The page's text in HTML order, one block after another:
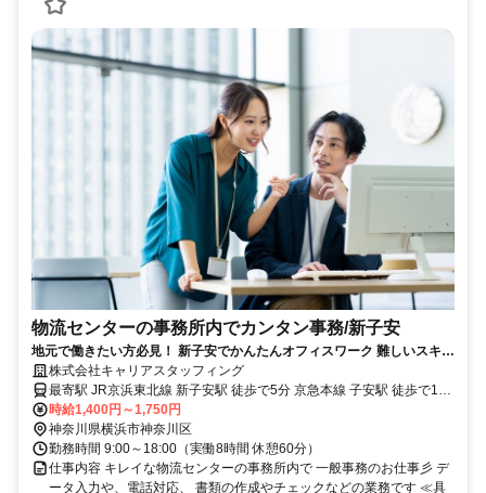
物流センターの事務所内でカンタン事務/新子安
地元で働きたい方必見！ 新子安でかんたんオフィスワーク 難しいスキル
不要♪ PC操作が出来ればOK◎
株式会社キャリアスタッフィング
最寄駅 JR京浜東北線 新子安駅 徒歩で5分 京急本線 子安駅 徒歩で15
分 JR横浜線 大口駅 徒歩で20分 最寄駅備考 【ご応募】 面接はお家で
できるＷＥＢ面接がオススメです。 お気軽にお電話ください
時給1,400円～1,750円
神奈川県横浜市神奈川区
勤務時間 9:00～18:00（実働8時間 休憩60分）
仕事内容 キレイな物流センターの事務所内で 一般事務のお仕事彡 デ
ータ入力や、電話対応、 書類の作成やチェックなどの業務です ≪具